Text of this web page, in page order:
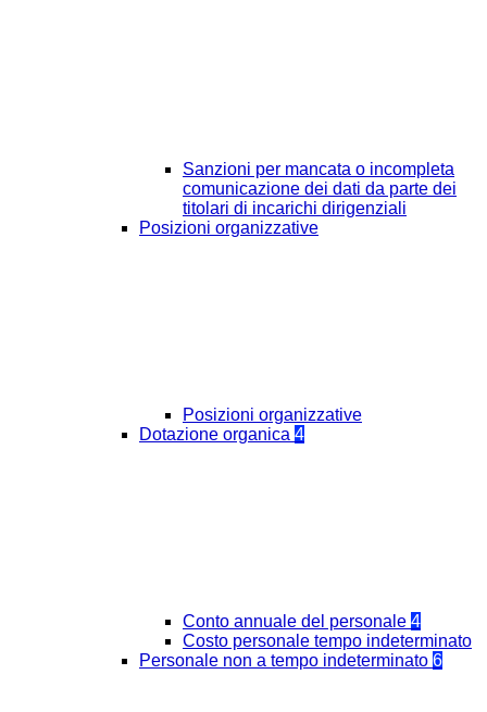
Sanzioni per mancata o incompleta
comunicazione dei dati da parte dei
titolari di incarichi dirigenziali
Posizioni organizzative
Posizioni organizzative
Dotazione organica 4
Conto annuale del personale 4
Costo personale tempo indeterminato
Personale non a tempo indeterminato 6